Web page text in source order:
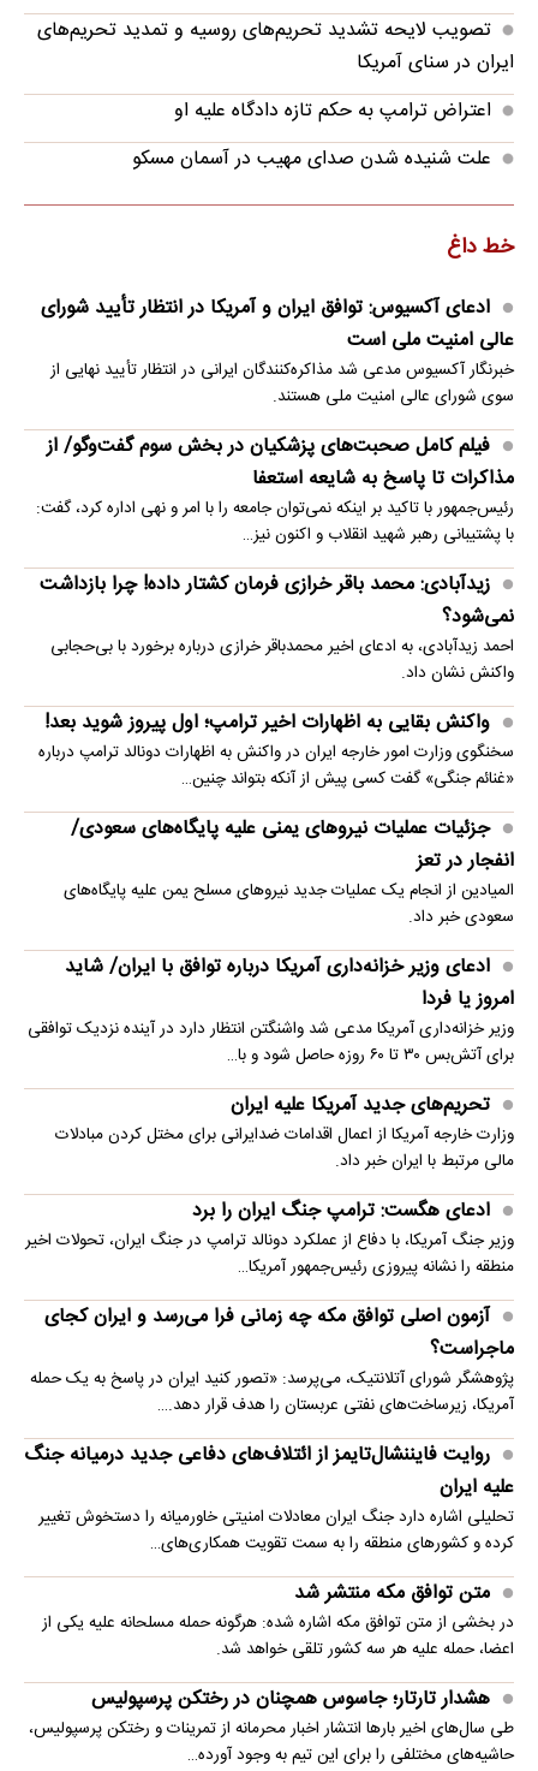
تصویب لایحه تشدید تحریم‌های روسیه و تمدید تحریم‌های
ایران در سنای آمریکا
اعتراض ترامپ به حکم تازه دادگاه علیه او
علت شنیده شدن صدای مهیب در آسمان مسکو
خط داغ
ادعای آکسیوس: توافق ایران و آمریکا در انتظار تأیید شورای
عالی امنیت ملی است
خبرنگار آکسیوس مدعی شد مذاکره‌کنندگان ایرانی در انتظار تأیید نهایی از
سوی شورای عالی امنیت ملی هستند.
فیلم کامل صحبت‌های پزشکیان در بخش سوم گفت‌وگو/ از
مذاکرات تا پاسخ به شایعه استعفا
رئیس‌جمهور با تاکید بر اینکه نمی‌توان جامعه را با امر و نهی اداره کرد، گفت:
با پشتیبانی رهبر شهید انقلاب و اکنون نیز…
زیدآبادی: محمد باقر خرازی فرمان کشتار داده! چرا بازداشت
نمی‌شود؟
احمد زیدآبادی، به ادعای اخیر محمدباقر خرازی درباره برخورد با بی‌حجابی
واکنش نشان داد.
واکنش بقایی به اظهارات اخیر ترامپ؛ اول پیروز شوید بعد!
سخنگوی وزارت امور خارجه ایران در واکنش به اظهارات دونالد ترامپ درباره
«غنائم جنگی» گفت کسی پیش از آنکه بتواند چنین…
جزئیات عملیات نیروهای یمنی علیه پایگاه‌های سعودی/
انفجار در تعز
المیادین از انجام یک عملیات جدید نیروهای مسلح یمن علیه پایگاه‌های
سعودی خبر داد.
ادعای وزیر خزانه‌داری آمریکا درباره توافق با ایران/ شاید
امروز یا فردا
وزیر خزانه‌داری آمریکا مدعی شد واشنگتن انتظار دارد در آینده نزدیک توافقی
برای آتش‌بس ۳۰ تا ۶۰ روزه حاصل شود و با…
تحریم‌های جدید آمریکا علیه ایران
وزارت خارجه آمریکا از اعمال اقدامات ضدایرانی برای مختل کردن مبادلات
مالی مرتبط با ایران خبر داد.
ادعای هگست: ترامپ جنگ ایران را برد
وزیر جنگ آمریکا، با دفاع از عملکرد دونالد ترامپ در جنگ ایران، تحولات اخیر
منطقه را نشانه پیروزی رئیس‌جمهور آمریکا…
آزمون اصلی توافق مکه چه زمانی فرا می‌رسد و ایران کجای
ماجراست؟
پژوهشگر شورای آتلانتیک، می‌پرسد: «تصور کنید ایران در پاسخ به یک حمله
آمریکا، زیرساخت‌های نفتی عربستان را هدف قرار دهد.…
روایت فایننشال‌تایمز از ائتلاف‌های دفاعی جدید درمیانه جنگ
علیه ایران
تحلیلی اشاره دارد جنگ ایران معادلات امنیتی خاورمیانه را دستخوش تغییر
کرده و کشورهای منطقه را به سمت تقویت همکاری‌های…
متن توافق مکه منتشر شد
در بخشی از متن توافق مکه اشاره شده: هرگونه حمله مسلحانه علیه یکی از
اعضا، حمله علیه هر سه کشور تلقی خواهد شد.
هشدار تارتار؛ جاسوس همچنان در رختکن پرسپولیس
طی سال‌های اخیر بارها انتشار اخبار محرمانه از تمرینات و رختکن پرسپولیس،
حاشیه‌های مختلفی را برای این تیم به وجود آورده…